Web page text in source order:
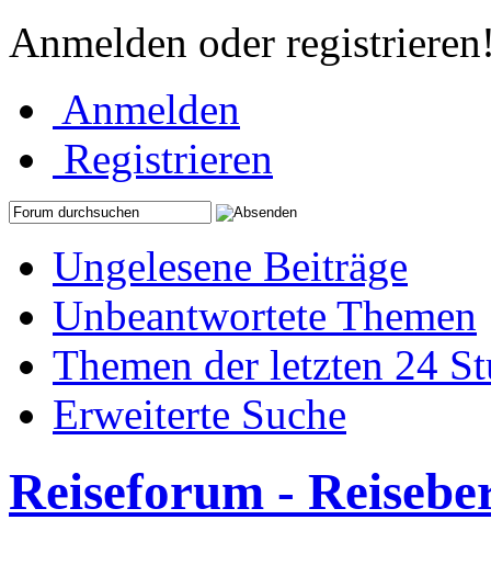
Anmelden oder
Anmelden
Registrieren
Ungelesene Beiträge
Unbeantwortete Themen
Themen der letzten 24
Erweiterte Suche
Reiseforum -